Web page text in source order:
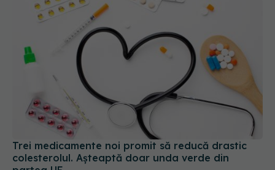
Trei medicamente noi promit să reducă drastic
colesterolul. Așteaptă doar unda verde din
partea UE
27 iul 2026, 21:15